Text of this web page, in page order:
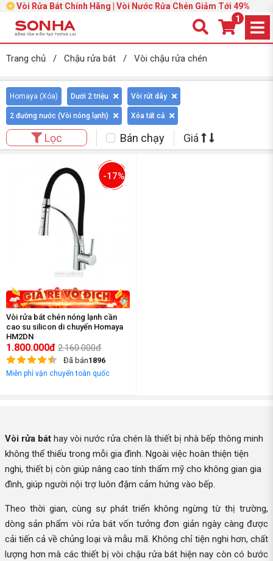
Vòi Rửa Bát Chính Hãng | Vòi Nước Rửa Chén Giảm Tới 49%
1
Trang chủ / Chậu rửa bát / Vòi chậu rửa chén
Homaya (Xóa) Dưới 2 triệu Vòi rút dây
2 đường nước (Vòi nóng lạnh) Xóa tất cả
Lọc Bán chạy Giá
-17%
Vòi rửa bát chén nóng lạnh cần
cao su silicon di chuyển Homaya
HM2DN
1.800.000đ 2.160.000đ
Đã bán1896
Miễn phí vận chuyển toàn quốc
Vòi rửa bát hay vòi nước rửa chén là thiết bị nhà bếp thông minh
không thể thiếu trong mỗi gia đình. Ngoài việc hoàn thiện tiện
nghi, thiết bị còn giúp nâng cao tính thẩm mỹ cho không gian gia
đình, giúp người nội trợ luôn đậm cảm hứng vào bếp.
Theo thời gian, cùng sự phát triển không ngừng từ thị trường,
dòng sản phẩm vòi rửa bát vốn tưởng đơn giản ngày càng được
cải tiến cả về chủng loại và mẫu mã. Không chỉ tiện nghi hơn, chất
lượng hơn mà các thiết bị vòi chậu rửa bát hiện nay còn có bước